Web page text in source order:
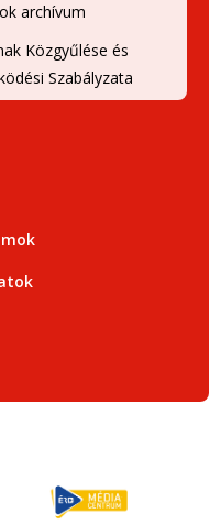
archívum
Közgyűlése és
Szabályzata